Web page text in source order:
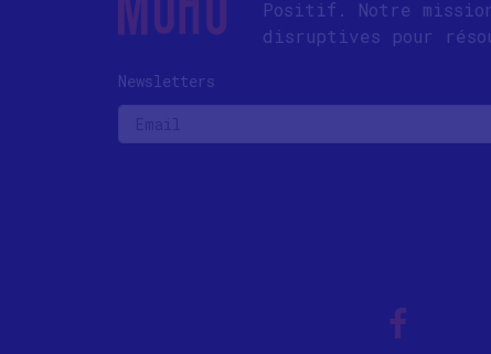
Positif. Notre
disruptives pour
Newsletters